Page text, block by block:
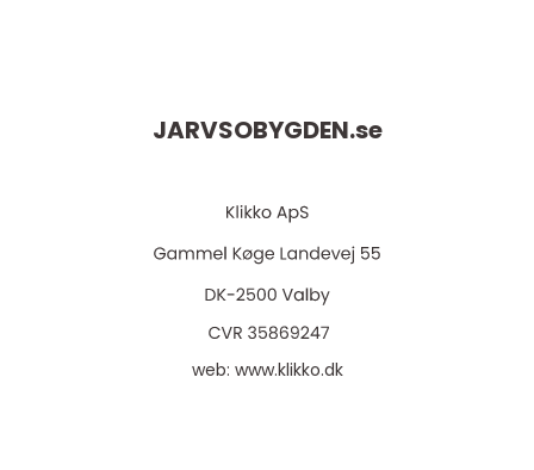
JARVSOBYGDEN.se
web: www.klikko.dk